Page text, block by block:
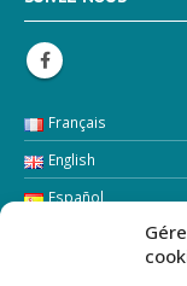
Français
English
Español